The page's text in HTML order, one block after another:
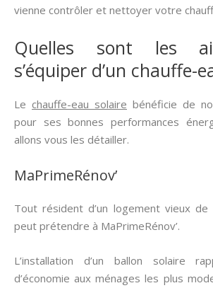
vienne contrôler et nettoyer votre
Quelles sont les
s’équiper d’un chauffe-
Le chauffe-eau solaire bénéficie de
pour ses bonnes performances
allons vous les détailler.
MaPrimeRénov’
Tout résident d’un logement vieux
peut prétendre à MaPrimeRénov’.
L’installation d’un ballon solaire
d’économie aux ménages les plus